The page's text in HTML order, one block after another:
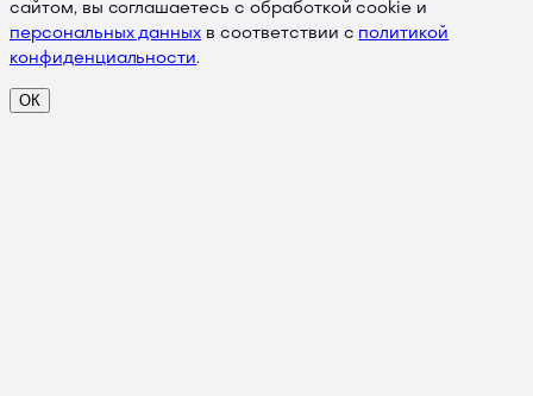
сайтом, вы соглашаетесь с обработкой cookie и
персональных данных в соответствии с политикой
конфиденциальности.
ОК